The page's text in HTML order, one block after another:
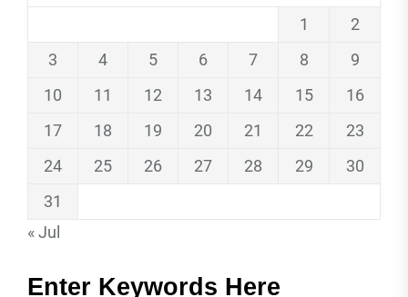
1
2
3
4 5 6 7 8
9
10
11 12 13 14 15
16
17
18 19 20 21 22
23
24
25 26 27 28 29
30
31
« Jul
Enter Keywords Here